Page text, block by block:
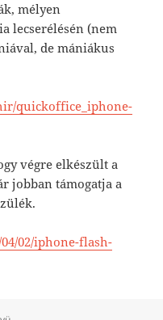
mélyen
lecserélésén (nem
de mániákus
quickoffice_iphone-
végre elkészült a
jobban támogatja a
02/iphone-flash-